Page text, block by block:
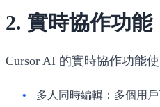
2. 實時協作功能
Cursor AI 的實時協作功能
多人同時編輯 ：多個用